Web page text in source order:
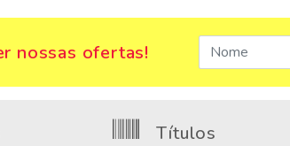
nossas ofertas!
Títulos